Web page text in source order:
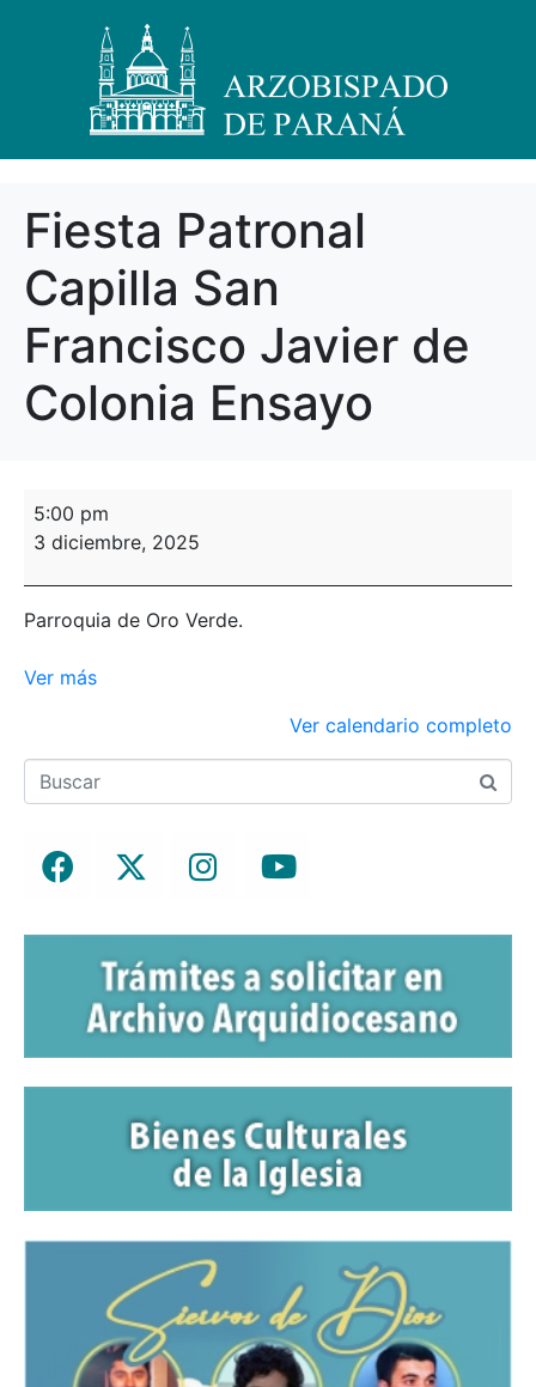
Fiesta Patronal
Capilla San
Francisco Javier de
Colonia Ensayo
5:00 pm
3 diciembre, 2025
Parroquia de Oro Verde.
Ver más
Ver calendario completo